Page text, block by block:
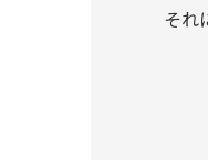
それ